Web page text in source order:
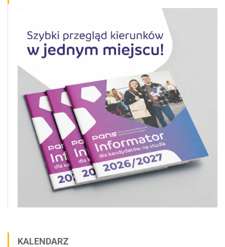
KALENDARZ